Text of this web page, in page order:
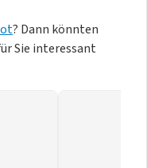
? Dann könnten
Sie interessant